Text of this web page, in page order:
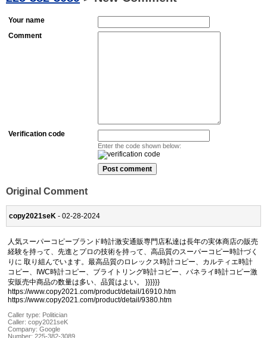
Your name
Comment
Verification code
Enter the code shown below:
Original Comment
copy2021seK - 02-28-2024
人気スーパーコピーブランド時計激安通販専門店私達は長年の実体商店の販売
経験を持って、先進とプロの技術を持って、高品質のスーパーコピー時計づく
りに 取り組んでいます。最高品質のロレックス時計コピー、カルティエ時計
コピー、IWC時計コピー、ブライトリング時計コピー、パネライ時計コピー激
安販売中商品の数量は多い、品質はよい。 }}}}}}
https://www.copy2021.com/product/detail/16910.htm
https://www.copy2021.com/product/detail/9380.htm
Caller type: Politician
Caller: copy2021seK
Company: Google
Number: 225-382-3089